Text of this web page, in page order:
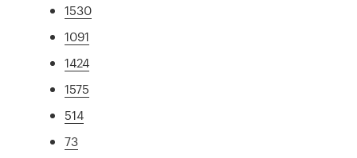
1530
1091
1424
1575
514
73